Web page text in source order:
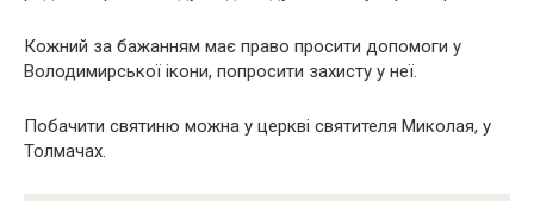
Кожний за бажанням має право просити допомоги у
Володимирської ікони, попросити захисту у неї.
Побачити святиню можна у церкві святителя Миколая, у
Толмачах.